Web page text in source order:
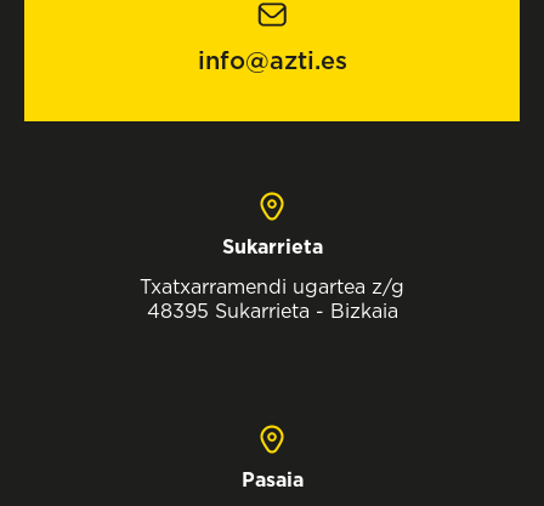
info@azti.es
Sukarrieta
Txatxarramendi ugartea z/g
48395 Sukarrieta - Bizkaia
Pasaia